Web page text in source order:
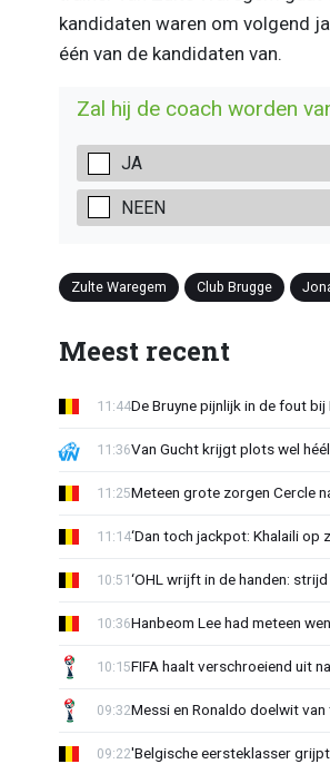
kandidaten waren om volgend
één van de kandidaten van.
Zal hij de coach worden
JA
NEEN
Zulte Waregem Club Brugge
Meest recent
De Bruyne pijnlijk in de fout
11:44
Van Gucht krijgt plots wel
11:36
Meteen grote zorgen Cercle
11:25
‘Dan toch jackpot: Khalaili op
11:14
‘OHL wrijft in de handen:
10:51
Hanbeom Lee had meteen
10:36
FIFA haalt verschroeiend uit
10:15
Messi en Ronaldo doelwit
09:32
'Belgische eersteklasser
09:22